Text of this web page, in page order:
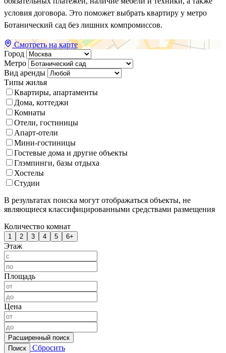
условия договора. Это поможет выбрать квартиру у метро
Ботанический сад без лишних компромиссов.
Смотреть на карте
Город
Метро
Вид аренды
Типы жилья
Квартиры, апартаменты
Дома, коттеджи
Комнаты
Отели, гостиницы
Апарт-отели
Мини-гостиницы
Гостевые дома и другие объекты
Глэмпинги, базы отдыха
Хостелы
Студии
В результатах поиска могут отображаться объекты, не
являющиеся классифицированными средствами размещения
Количество комнат
1 2 3 4 5 6+
Этаж
Площадь
Цена
Расширенный поиск
Поиск
Сбросить